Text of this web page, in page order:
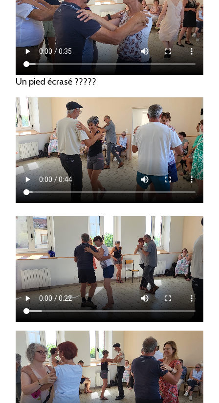
Un pied écrasé ?????